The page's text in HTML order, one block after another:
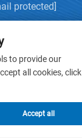
protected]
Telif
to provide our
all cookies, click
Accept all